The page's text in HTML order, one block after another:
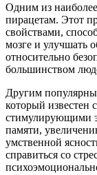
Одним из
пирацетам. Этот
свойствами,
мозге и улучшать
относительно
большинством
Другим
который
стимулирующими
памяти,
умственной
справиться со